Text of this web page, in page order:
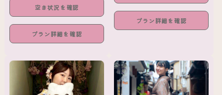
空き状況を確認
プラン詳細を確認
プラン詳細を確認